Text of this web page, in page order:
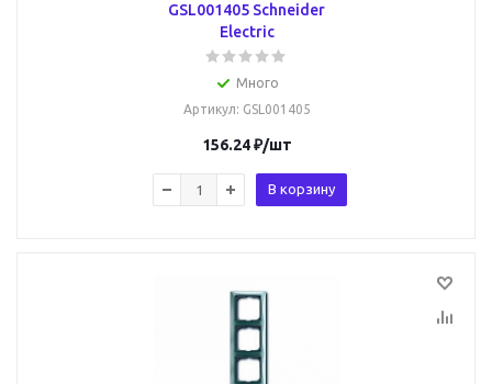
GSL001405 Schneider
Electric
Много
Артикул: GSL001405
156.24₽/шт
В корзину